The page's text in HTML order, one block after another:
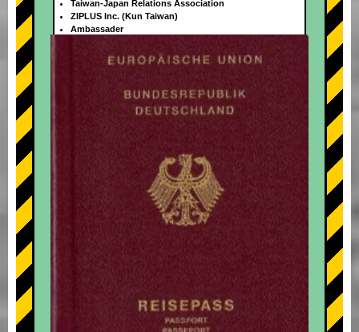
+
Taiwan-Japan Relations Association
ZIPLUS Inc. (Kun Taiwan)
Ambassader